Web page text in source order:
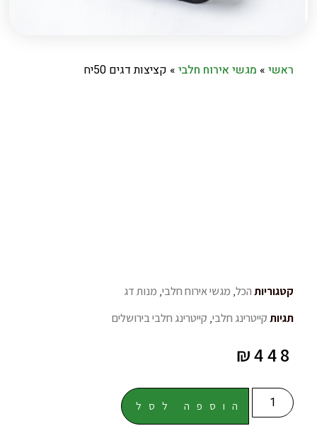
ראשי » מגשי אירוח חלבי » קציצות דגים 50יח
קטגוריותהכל, מגשי אירוח חלבי, מנות דג
תגיותקייטרינג חלבי, קייטרינג חלבי בירושלים
₪448
הוספה לסל